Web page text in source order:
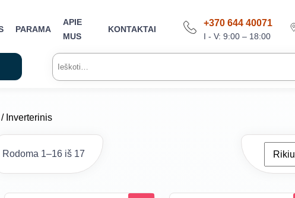
PARAMA
APIE
MUS
KONTAKTAI
+370 644 40071
I - V: 9:00 – 18:00
Ieškoti:
Inverterinis
Rodoma 1–16 iš 17